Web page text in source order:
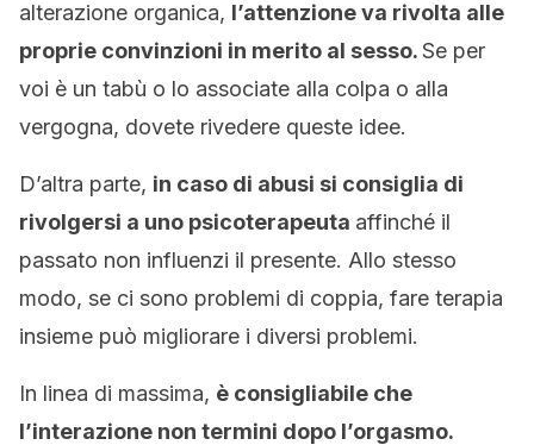
alterazione organica, l’attenzione va rivolta alle
proprie convinzioni in merito al sesso.Se per
voi è un tabù o lo associate alla colpa o alla
vergogna, dovete rivedere queste idee.
D’altra parte, in caso di abusi si consiglia di
rivolgersi a uno psicoterapeuta affinché il
passato non influenzi il presente. Allo stesso
modo, se ci sono problemi di coppia, fare terapia
insieme può migliorare i diversi problemi.
In linea di massima, è consigliabile che
l’interazione non termini dopo l’orgasmo.